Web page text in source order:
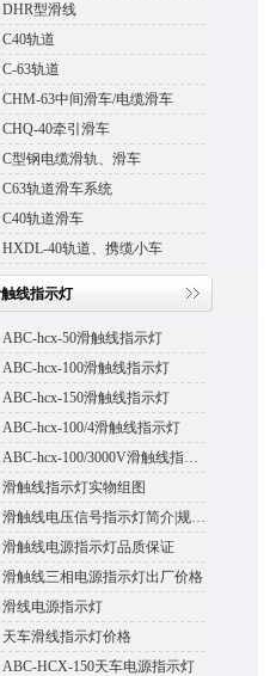
DHR型滑线
C40轨道
C-63轨道
CHM-63中间滑车/电缆滑车
CHQ-40牵引滑车
C型钢电缆滑轨、滑车
C63轨道滑车系统
C40轨道滑车
HXDL-40轨道、携缆小车
线指示灯
ABC-hcx-50滑触线指示灯
ABC-hcx-100滑触线指示灯
ABC-hcx-150滑触线指示灯
ABC-hcx-100/4滑触线指示灯
ABC-hcx-100/3000V滑触线指示灯
滑触线指示灯实物组图
滑触线电压信号指示灯简介|规格|型号
滑触线电源指示灯品质保证
滑触线三相电源指示灯出厂价格
滑线电源指示灯
天车滑线指示灯价格
ABC-HCX-150天车电源指示灯